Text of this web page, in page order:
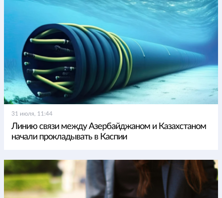
31 июля, 11:44
Линию связи между Азербайджаном и Казахстаном
начали прокладывать в Каспии